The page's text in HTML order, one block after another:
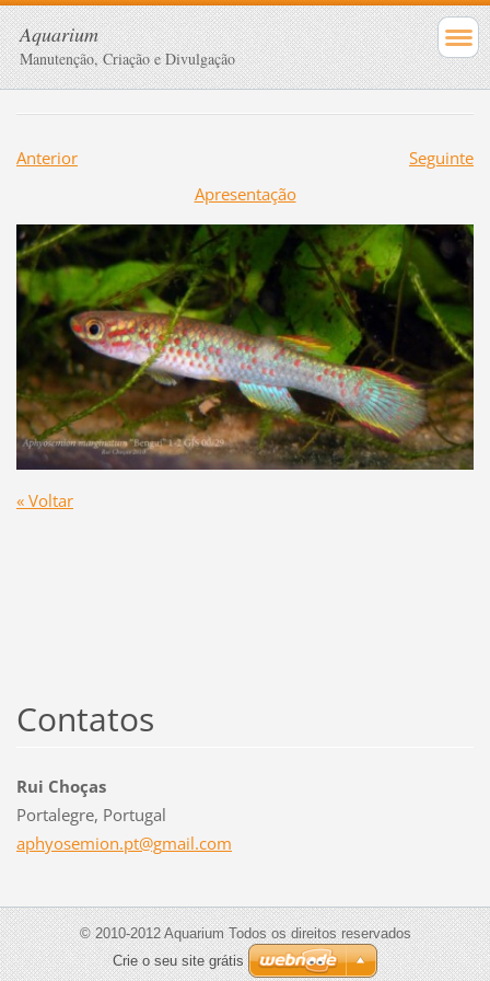
Aquarium
Manutenção, Criação e Divulgação
Anterior
Seguinte
Apresentação
« Voltar
Contatos
Rui Choças
Portalegre, Portugal
aphyosemion.pt@gmail.com
© 2010-2012 Aquarium Todos os direitos reservados
Crie o seu site grátis